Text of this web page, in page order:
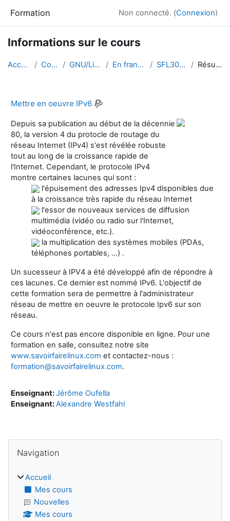
Formation Non connecté. (Connexion)
Informations sur le cours
Accueil Cours GNU/Linux En français SFL302-fr Résumé
Mettre en oeuvre IPv6
Depuis sa publication au début de la décennie
80, la version 4 du protocle de routage du
réseau Internet (IPv4) s'est révélée robuste
tout au long de la croissance rapide de
l'Internet. Cependant, le protocole IPv4
montre certaines lacunes qui sont :
l'épuisement des adresses Ipv4 disponibles due
à la croissance très rapide du réseau Internet
l'essor de nouveaux services de diffusion
multimédia (vidéo ou radio sur l'Internet,
vidéoconférence, etc.).
la multiplication des systèmes mobiles (PDAs,
téléphones portables, ...) .
Un sucesseur à IPV4 a été développé afin de répondre à
ces lacunes. Ce dernier est nommé IPv6. L'objectif de
cette formation sera de permettre à l'administrateur
réseau de mettre en oeuvre le protocole Ipv6 sur son
réseau.
Ce cours n'est pas encore disponible en ligne. Pour une
formation en salle, consultez notre site
www.savoirfairelinux.com et contactez-nous :
formation@savoirfairelinux.com.
Enseignant:Jérôme Oufella
Enseignant:Alexandre Westfahl
Blocs
Navigation
Accueil
Mes cours
Nouvelles
Mes cours